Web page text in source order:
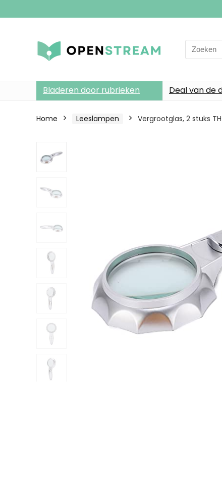
Search
for:
Bladeren door rubrieken Deal van de
Home Leeslampen Vergrootglas, 2 stuks